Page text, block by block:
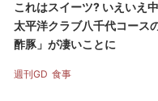
これはスイーツ? いえいえ中
太平洋クラブ八千代コース
酢豚」が凄いことに
週刊GD 食事